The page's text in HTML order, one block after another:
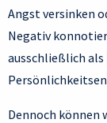
Angst versinken
Negativ
ausschließlich
Dennoch können